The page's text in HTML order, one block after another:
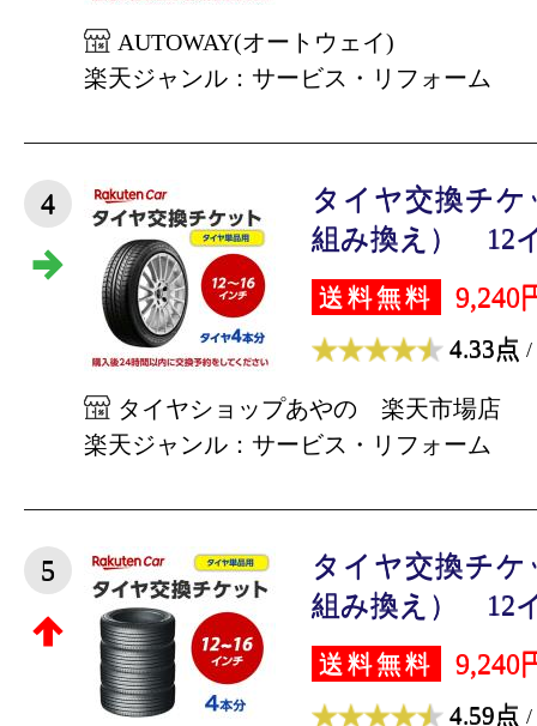
AUTOWAY(オートウェイ)
楽天ジャンル：サービス・リフォーム
4
タイヤ交換チ
組み換え） 12
送料無料 9,240
4.33点 /
タイヤショップあやの 楽天市場店
楽天ジャンル：サービス・リフォーム
5
タイヤ交換チ
組み換え） 12
送料無料 9,240
4.59点 /